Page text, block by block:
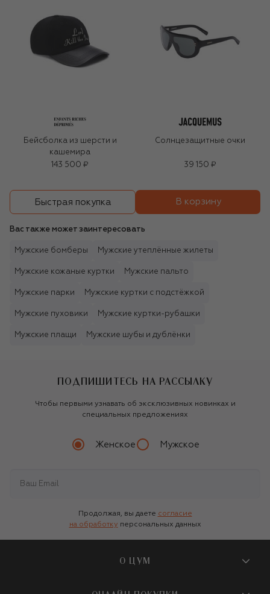
Бейсболка из шерсти и
кашемира
143 500 ₽
Солнцезащитные очки
39 150 ₽
Быстрая покупка В корзину
Вас также может заинтересовать
Мужские бомберы Мужские утеплённые жилеты
Мужские кожаные куртки Мужские пальто
Мужские парки Мужские куртки с подстёжкой
Мужские пуховики Мужские куртки-рубашки
Мужские плащи Мужские шубы и дублёнки
ПОДПИШИТЕСЬ НА РАССЫЛКУ
Чтобы первыми узнавать об эксклюзивных новинках и
специальных предложениях
Женское Мужское
Продолжая, вы даете согласие
на обработку персональных данных
О ЦУМ
О магазине